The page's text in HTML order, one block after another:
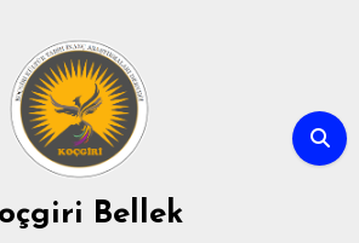
Bellek